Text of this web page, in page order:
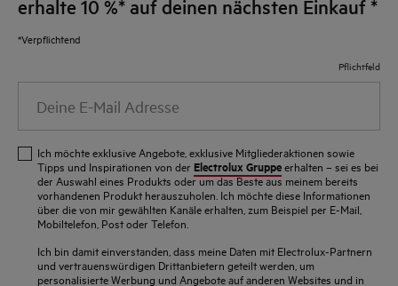
erhalte 10 %* auf deinen nächsten Einkauf *
*Verpflichtend
Pflichtfeld
Adresse
Ich möchte exklusive Angebote, exklusive Mitgliederaktionen sowie
Tipps und Inspirationen von der Electrolux Gruppeerhalten – sei es bei
der Auswahl eines Produkts oder um das Beste aus meinem bereits
vorhandenen Produkt herauszuholen. Ich möchte diese Informationen
über die von mir gewählten Kanäle erhalten, zum Beispiel per E-Mail,
Mobiltelefon, Post oder Telefon.
Ich bin damit einverstanden, dass meine Daten mit Electrolux-Partnern
und vertrauenswürdigen Drittanbietern geteilt werden, um
personalisierte Werbung und Angebote auf anderen Websites und in